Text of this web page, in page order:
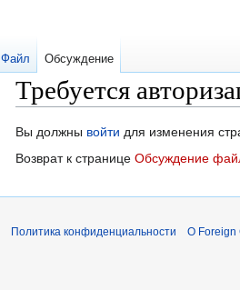
Требуется
Перейти
к
Перейти
к
Вы должны войти для изменения
Возврат к странице Обсуждение
Файл Обсуждение
Политика конфиденциальности О Foreign